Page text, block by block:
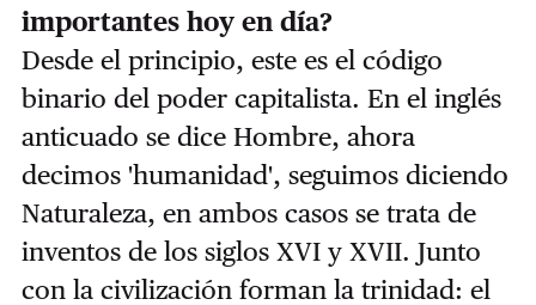
importantes hoy en día?
Desde el principio, este es el código
binario del poder capitalista. En el inglés
anticuado se dice Hombre, ahora
decimos 'humanidad', seguimos diciendo
Naturaleza, en ambos casos se trata de
inventos de los siglos XVI y XVII. Junto
con la civilización forman la trinidad: el